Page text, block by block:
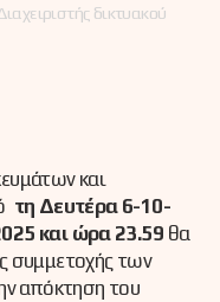
δικτυακού
και
τη Δευτέρα 6-10-
και ώρα 23.59 θα
συμμετοχής των
απόκτηση του